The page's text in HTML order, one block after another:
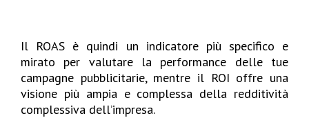
Il ROAS è quindi un indicatore più specifico e
mirato per valutare la performance delle tue
campagne pubblicitarie, mentre il ROI offre una
visione più ampia e complessa della redditività
complessiva dell’impresa.